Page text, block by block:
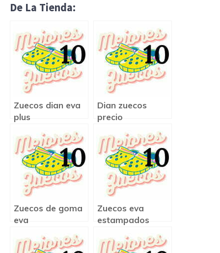
De La Tienda:
Zuecos dian eva
plus
Dian zuecos
precio
Zuecos de goma
eva
Zuecos eva
estampados